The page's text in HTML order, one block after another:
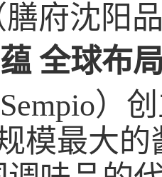
膳府沈阳
全球布
）
模最大